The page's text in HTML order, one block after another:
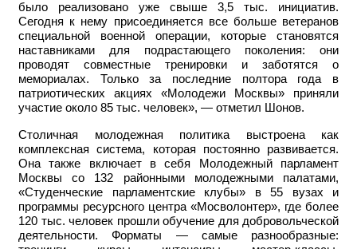
было реализовано уже свыше 3,5 тыс. инициатив.
Сегодня к нему присоединяется все больше ветеранов
специальной военной операции, которые становятся
наставниками для подрастающего поколения: они
проводят совместные тренировки и заботятся о
мемориалах. Только за последние полтора года в
патриотических акциях «Молодежи Москвы» приняли
участие около 85 тыс. человек», — отметил Шонов.
Столичная молодежная политика выстроена как
комплексная система, которая постоянно развивается.
Она также включает в себя Молодежный парламент
Москвы со 132 районными молодежными палатами,
«Студенческие парламентские клубы» в 55 вузах и
программы ресурсного центра «Мосволонтер», где более
120 тыс. человек прошли обучение для добровольческой
деятельности. Форматы — самые разнообразные: